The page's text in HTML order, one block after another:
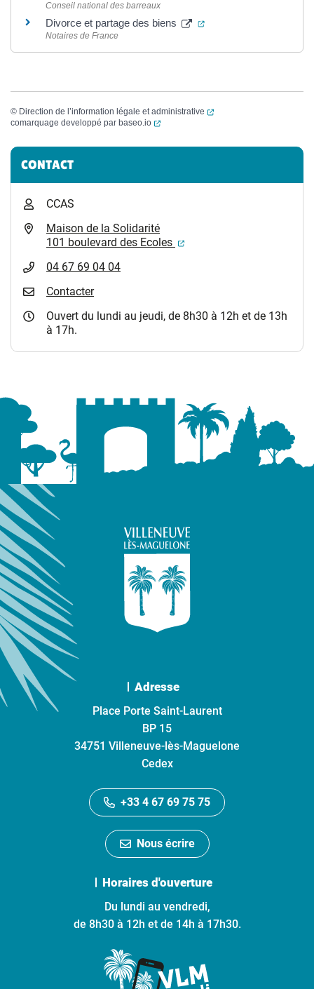
Conseil national des barreaux
Divorce et partage des biens (ouverture dans un
Notaires de France
© Direction de l’information légale et administrative
(ouverture dans un
comarquage developpé par baseo.io (ouverture dans un nouvel onglet)
Informations complémentaires
CONTACT
CCAS
Maison de la Solidarité
101 boulevard des Ecoles
(ouverture dans un
04 67 69 04 04
Contacter
Ouvert du lundi au jeudi, de 8h30 à 12h et de 13h
à 17h.
Adresse
Place Porte Saint-Laurent
BP 15
34751 Villeneuve-lès-Maguelone
Cedex
+33 4 67 69 75 75
Nous écrire
Horaires d'ouverture
Du lundi au vendredi,
de 8h30 à 12h et de 14h à 17h30.